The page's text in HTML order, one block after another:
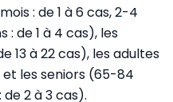
: de 1 à 6 cas, 2-4
: de 1 à 4 cas), les
13 à 22 cas), les adultes
et les seniors (65-84
de 2 à 3 cas).